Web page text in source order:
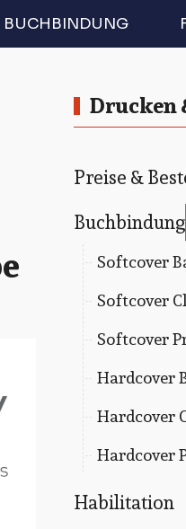
BUCHBINDUNG
Drucken
Preise &
Buchbindung
Softcover
Softcover
Softcover
Hardcover
Hardcover
Hardcover
Habilitation